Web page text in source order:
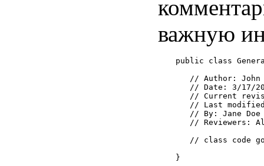
важную
public class
// Author: John
// Date: 3/17/
// Current
// Last
   // By: Jane Doe
// Reviewers:
// class code